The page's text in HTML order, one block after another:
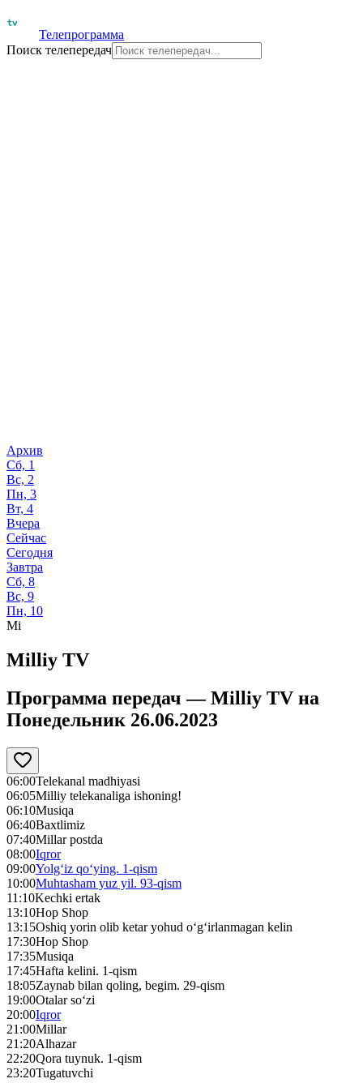
Телепрограмма
Поиск телепередач
Архив
Сб, 1
Вс, 2
Пн, 3
Вт, 4
Вчера
Сейчас
Сегодня
Завтра
Сб, 8
Вс, 9
Пн, 10
Mi
Milliy TV
Программа передач —Milliy TV на
Понедельник 26.06.2023
06:00Telekanal madhiyasi
06:05Milliy telekanaliga ishoning!
06:10Musiqa
06:40Baxtlimiz
07:40Millar postda
08:00Iqror
09:00Yolg‘iz qo‘ying. 1-qism
10:00Muhtasham yuz yil. 93-qism
11:10Kechki ertak
13:10Hop Shop
13:15Oshiq yorin olib ketar yohud o‘g‘irlanmagan kelin
17:30Hop Shop
17:35Musiqa
17:45Hafta kelini. 1-qism
18:05Zaynab bilan qoling, begim. 29-qism
19:00Otalar so‘zi
20:00Iqror
21:00Millar
21:20Alhazar
22:20Qora tuynuk. 1-qism
23:20Tugatuvchi